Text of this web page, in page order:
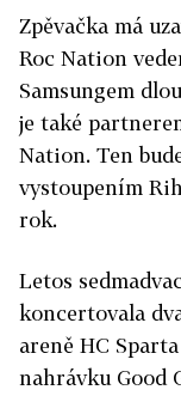
Zpěvačka má
Roc Nation
Samsungem
je také
Nation. Ten
vystoupením
rok.
Letos
koncertovala
areně HC
nahrávku Good